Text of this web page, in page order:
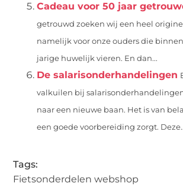
Cadeau voor 50 jaar
getrouwd zoeken wij een heel
namelijk voor onze ouders die
jarige huwelijk vieren. En dan...
De salarisonderhandelingen
valkuilen bij
naar een nieuwe baan. Het is van
een goede voorbereiding zorgt.
Tags:
Fietsonderdelen webshop